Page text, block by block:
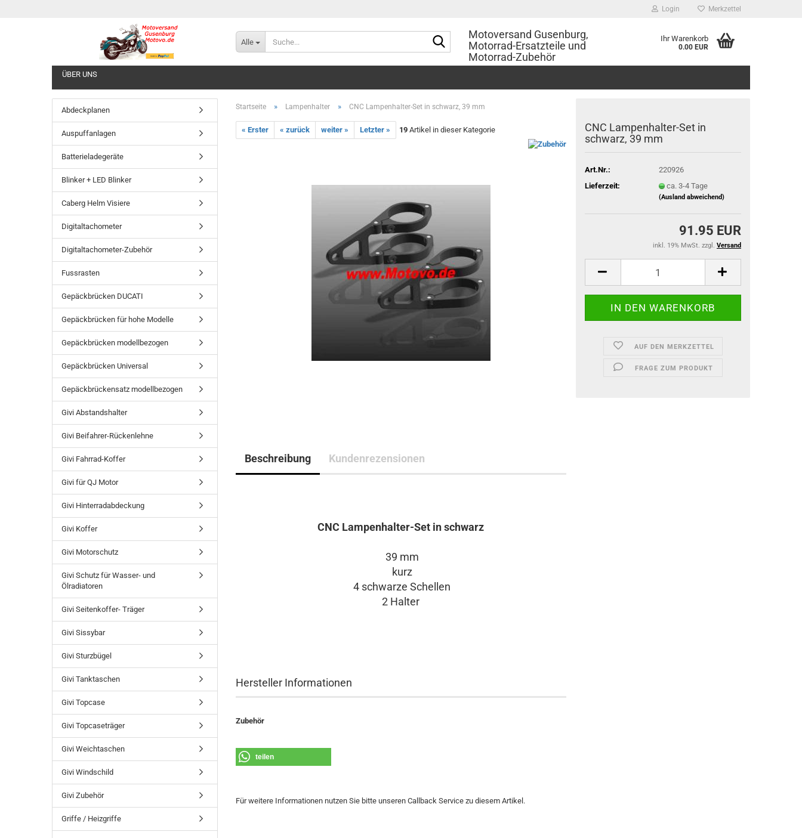
Login Merkzettel
Alle
Suche...Motoversand Gusenburg,
Motorrad-Ersatzteile und
Motorrad-Zubehör
Ihr Warenkorb
0.00 EUR
ÜBER UNS
Startseite » Lampenhalter » CNC Lampenhalter-Set in schwarz, 39 mm
« Erster « zurück weiter » Letzter » 19Artikel in dieser Kategorie
CNC Lampenhalter-Set in
schwarz, 39 mm
Art.Nr.:
220926
Lieferzeit:
ca. 3-4 Tage
(Ausland abweichend)
91.95 EUR
inkl. 19% MwSt. zzgl. Versand
AUF DEN MERKZETTEL
FRAGE ZUM PRODUKT
Beschreibung Kundenrezensionen
CNC Lampenhalter-Set in schwarz
39 mm
kurz
4 schwarze Schellen
2 Halter
Hersteller Informationen
Zubehör
teilen
Für weitere Informationen nutzen Sie bitte unseren Callback Service zu diesem Artikel.
Abdeckplanen
Auspuffanlagen
Batterieladegeräte
Blinker + LED Blinker
Caberg Helm Visiere
Digitaltachometer
Digitaltachometer-Zubehör
Fussrasten
Gepäckbrücken DUCATI
Gepäckbrücken für hohe Modelle
Gepäckbrücken modellbezogen
Gepäckbrücken Universal
Gepäckbrückensatz modellbezogen
Givi Abstandshalter
Givi Beifahrer-Rückenlehne
Givi Fahrrad-Koffer
Givi für QJ Motor
Givi Hinterradabdeckung
Givi Koffer
Givi Motorschutz
Givi Schutz für Wasser- und
Ölradiatoren
Givi Seitenkoffer- Träger
Givi Sissybar
Givi Sturzbügel
Givi Tanktaschen
Givi Topcase
Givi Topcaseträger
Givi Weichtaschen
Givi Windschild
Givi Zubehör
Griffe / Heizgriffe